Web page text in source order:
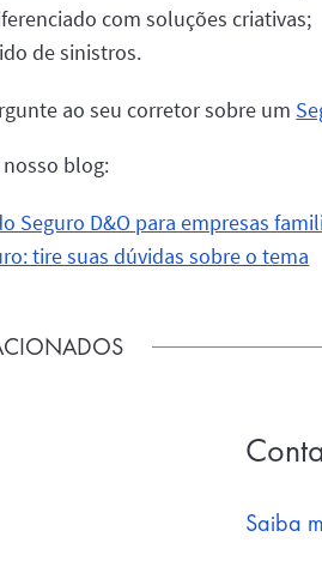
com soluções criativas;
de sinistros.
ao seu corretor sobre um
blog:
Seguro D&O para empresas
tire suas dúvidas sobre o tema
Saiba